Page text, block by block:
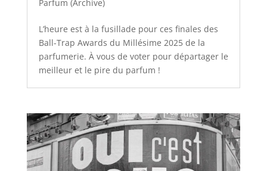
Parfum (Archive)
L’heure est à la fusillade pour ces finales des
Ball-Trap Awards du Millésime 2025 de la
parfumerie. À vous de voter pour départager le
meilleur et le pire du parfum !